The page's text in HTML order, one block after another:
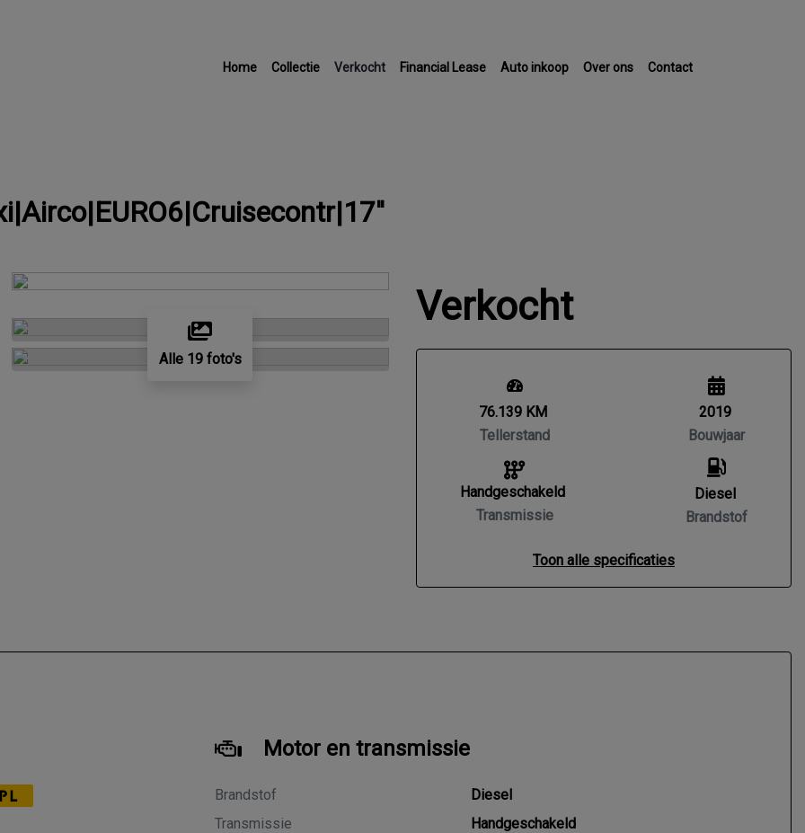
Home Collectie Verkocht Financial Lease Auto inkoop Over ons Contact
Alle 19 foto's
Verkocht
76.139 KM
Tellerstand
Handgeschakeld
Transmissie
2019
Bouwjaar
Diesel
Brandstof
Toon alle specificaties
Motor en transmissie
Brandstof
Diesel
Transmissie
Handgeschakeld